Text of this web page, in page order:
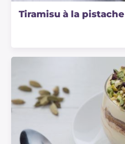
Tiramisu à la pistache